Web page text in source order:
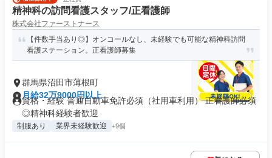
精神科の訪問看護スタッフ/正看護師
株式会社ファーストナース
【件数手当あり◎】オンコールなし、未経験でも可能な精神科訪問
看護ステーション。正看護師募集
群馬県沼田市薄根町
月給32万9000円以上
資格・経験 普通自動車免許必須（社用車利用） 正看護師必須
◎精神科経験者歓迎
制服あり 業界未経験歓迎 +9個